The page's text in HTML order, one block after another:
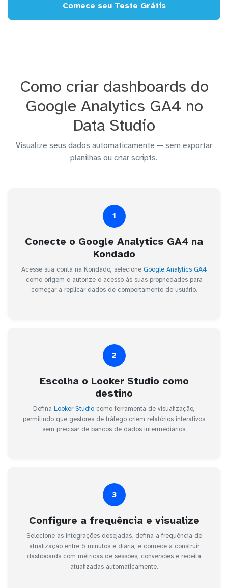
Comece seu Teste Grátis
Como criar dashboards do
Google Analytics GA4 no
Data Studio
Visualize seus dados automaticamente — sem exportar
planilhas ou criar scripts.
1
Conecte o Google Analytics GA4 na
Kondado
Acesse sua conta na Kondado, selecione Google Analytics GA4
como origem e autorize o acesso às suas propriedades para
começar a replicar dados de comportamento do usuário.
2
Escolha o Looker Studio como
destino
Defina Looker Studio como ferramenta de visualização,
permitindo que gestores de tráfego criem relatórios interativos
sem precisar de bancos de dados intermediários.
3
Configure a frequência e visualize
Selecione as integrações desejadas, defina a frequência de
atualização entre 5 minutos e diária, e comece a construir
dashboards com métricas de sessões, conversões e receita
atualizadas automaticamente.